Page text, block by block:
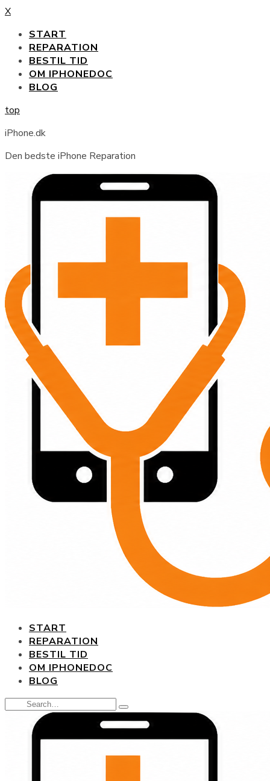
X
START
REPARATION
BESTIL TID
OM IPHONEDOC
BLOG
top
iPhone.dk
Den bedste iPhone Reparation
START
REPARATION
BESTIL TID
OM IPHONEDOC
BLOG
Search
Type
and
hit
enter